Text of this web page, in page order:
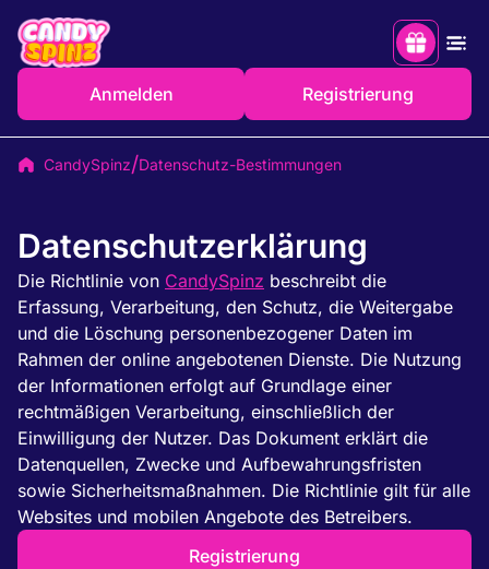
Anmelden Registrierung
Bis zu 12.5% Cashback auf die nächste
Einzahlung
100% bis zu 500 € + 100 Freispiele
CandySpinz Datenschutz-Bestimmungen
Datenschutzerklärung
Die Richtlinie von CandySpinz beschreibt die
Erfassung, Verarbeitung, den Schutz, die Weitergabe
und die Löschung personenbezogener Daten im
Rahmen der online angebotenen Dienste. Die Nutzung
der Informationen erfolgt auf Grundlage einer
rechtmäßigen Verarbeitung, einschließlich der
Einwilligung der Nutzer. Das Dokument erklärt die
Datenquellen, Zwecke und Aufbewahrungsfristen
sowie Sicherheitsmaßnahmen. Die Richtlinie gilt für alle
Websites und mobilen Angebote des Betreibers.
Registrierung